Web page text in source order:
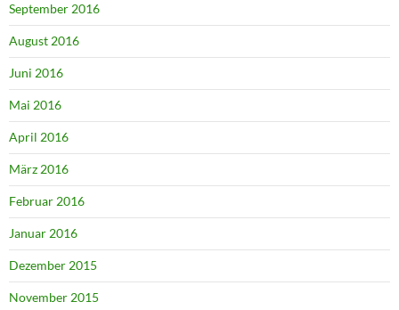
September 2016
August 2016
Juni 2016
Mai 2016
April 2016
März 2016
Februar 2016
Januar 2016
Dezember 2015
November 2015